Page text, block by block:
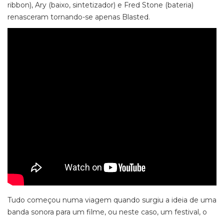
ribbon), Ary (baixo, sintetizador) e Fred Stone (bateria)
renasceram tornando-se apenas Blasted.
Tudo começou numa viagem quando surgiu a ideia de uma
banda sonora para um filme, ou neste caso, um festival, o